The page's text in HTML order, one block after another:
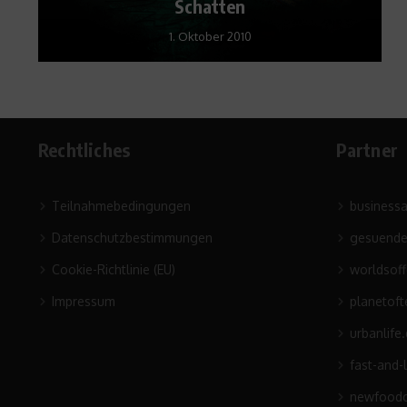
1. Oktober 2010
Rechtliches
Teilnahmebedingungen
Datenschutzbestimmungen
Cookie-Richtlinie (EU)
Impressum
Partner
fast-and-